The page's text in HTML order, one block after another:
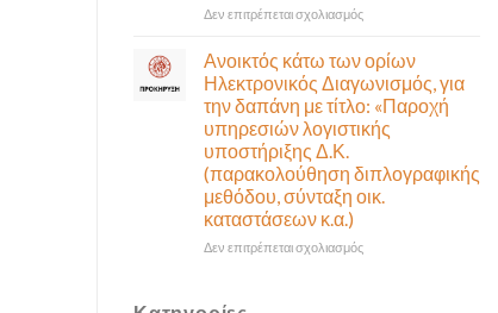
αίθουσα
Συμβουλίου)
&
με
τηλεδιάσκεψη
(μικτή
την
Πέμπτη
&
του
κυλικείου
του
1ου
Δημοτικού
Καλλιθέας
Δεν επιτρέπεται σχολιασμόςστο
προκήρυξης
διαγωνισμού
για
την
εκμίσθωση
σχολικού
κυλικείου
Δημοτικού
Ανοικτός κάτω των ορίων
Ηλεκτρονικός Διαγωνισμός, για
την δαπάνη με τίτλο: «Παροχή
υπηρεσιών λογιστικής
υποστήριξης Δ.Κ.
(παρακολούθηση διπλογραφικής
μεθόδου, σύνταξη οικ.
καταστάσεων κ.α.)
Δεν επιτρέπεται σχολιασμόςστο